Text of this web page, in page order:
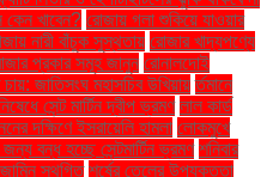
খাবেন? রোজায় গলা শুকিয়ে যাওয়ার
নারী বাঁচুক সুস্থতায় রোজার খাদ্যপণ্যে
প্রকার সমূহ জানুন রোনালদোই
চায়: জাতিসংঘ মহাসচিব উখিয়ায় র্তমানে
সেন্ট মার্টিন দ্বীপ ভ্রমণ লাল কার্ড
দক্ষিণে ইসরায়েলি হামলা লোকমুখে
বন্ধ হচ্ছে সেন্টমার্টিন ভ্রমণ শনিবার
স্থগিত শর্ষের তেলের উপযুক্ততা